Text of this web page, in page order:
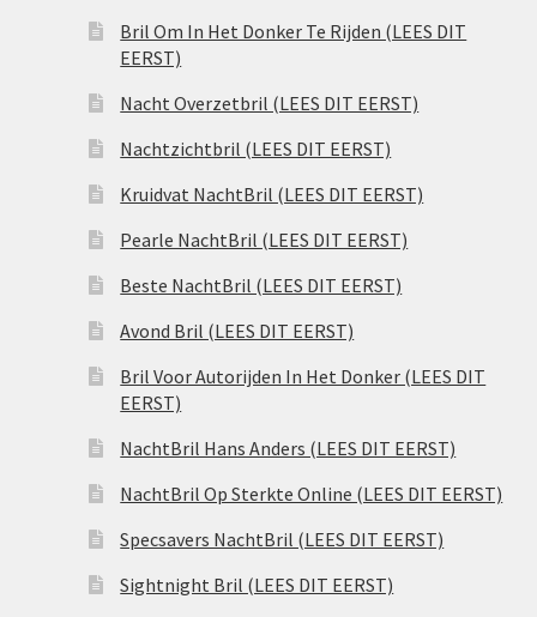
Bril Om In Het Donker Te Rijden (LEES DIT
EERST)
Nacht Overzetbril (LEES DIT EERST)
Nachtzichtbril (LEES DIT EERST)
Kruidvat NachtBril (LEES DIT EERST)
Pearle NachtBril (LEES DIT EERST)
Beste NachtBril (LEES DIT EERST)
Avond Bril (LEES DIT EERST)
Bril Voor Autorijden In Het Donker (LEES DIT
EERST)
NachtBril Hans Anders (LEES DIT EERST)
NachtBril Op Sterkte Online (LEES DIT EERST)
Specsavers NachtBril (LEES DIT EERST)
Sightnight Bril (LEES DIT EERST)